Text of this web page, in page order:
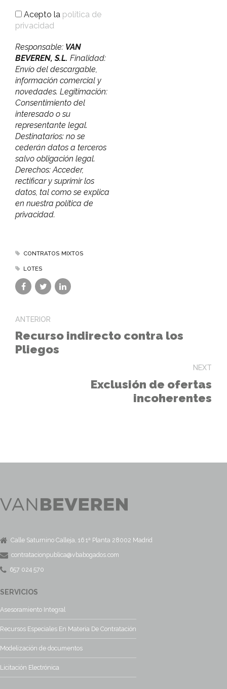
Acepto la política de
privacidad
Responsable: VAN
BEVEREN, S.L. Finalidad:
Envío del descargable,
información comercial y
novedades. Legitimación:
Consentimiento del
interesado o su
representante legal.
Destinatarios: no se
cederán datos a terceros
salvo obligación legal.
Derechos: Acceder,
rectificar y suprimir los
datos, tal como se explica
en nuestra política de
privacidad.
CONTRATOS MIXTOS
LOTES
ANTERIOR
Recurso indirecto contra los
Pliegos
NEXT
Exclusión de ofertas
incoherentes
Calle Saturnino Calleja, 16 1ª Planta 28002 Madrid
contratacionpublica@vbabogados.com
657 024 570
SERVICIOS
Asesoramiento Integral
Recursos Especiales En Materia De Contratación
Modelización de documentos
Licitación Electrónica